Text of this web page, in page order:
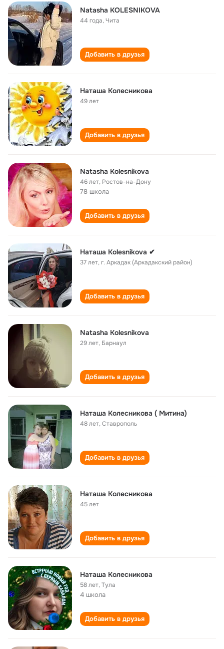
Natasha KOLESNIKOVA
44 года,Чита
Добавить в друзья
Наташа Колесникова
49 лет
Добавить в друзья
Natasha Kolesnikova
46 лет, Ростов-на-Дону
78 школа
Добавить в друзья
Наташа Kolesnikova ✔
37 лет,г. Аркадак (Аркадакский район)
Добавить в друзья
Natasha Kolesnikova
29 лет, Барнаул
Добавить в друзья
Наташа Колесникова ( Митина)
48 лет,Ставрополь
Добавить в друзья
Наташа Колесникова
45 лет
Добавить в друзья
Наташа Колесникова
58 лет,Тула
4 школа
Добавить в друзья